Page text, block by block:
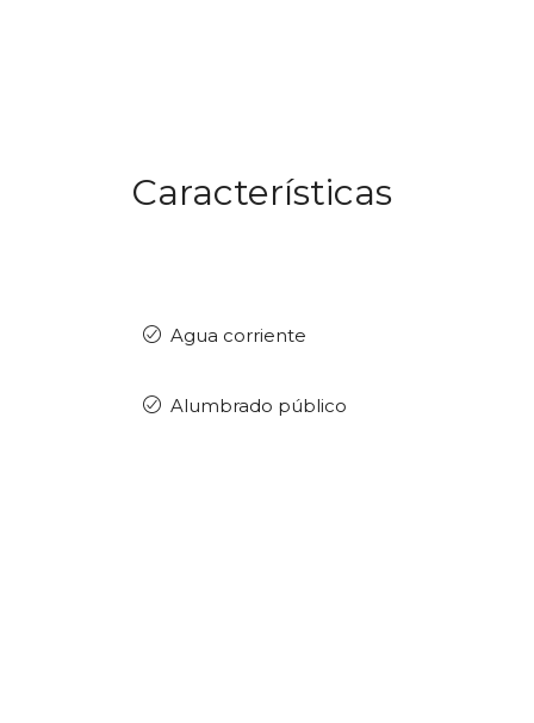
Características
Agua corriente
Alumbrado público